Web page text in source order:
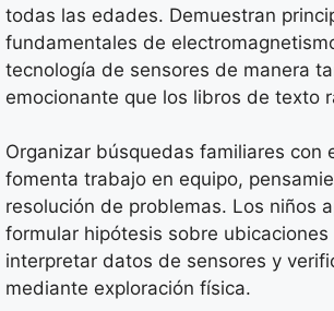
todas las edades. Demuestran
fundamentales de
tecnología de sensores de manera
emocionante que los libros de texto
Organizar búsquedas familiares con
fomenta trabajo en equipo,
resolución de problemas. Los niños
formular hipótesis sobre
interpretar datos de sensores y
mediante exploración física.